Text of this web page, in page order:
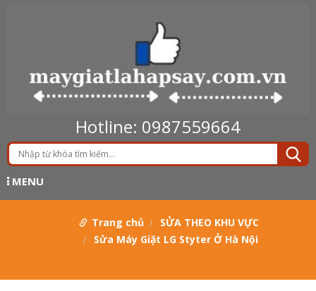
Hotline: 0987559664
MENU
Trang chủ
SỬA THEO KHU VỰC
Sửa Máy Giặt LG Styter Ở Hà Nội